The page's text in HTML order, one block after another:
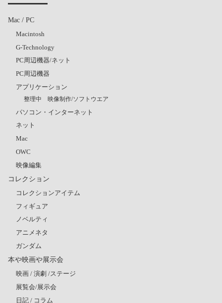
Mac / PC
Macintosh
G-Technology
PC周辺機器/ネット
PC周辺機器
アプリケーション
整理中 映像制作/ソフトウエア
パソコン・インターネット
ネット
Mac
OWC
映像編集
コレクション
コレクションアイテム
フィギュア
ノベルティ
アニメネタ
ガンダム
本や映画や展示会
映画 / 演劇 /ステージ
展覧会/展示会
日記 / コラム